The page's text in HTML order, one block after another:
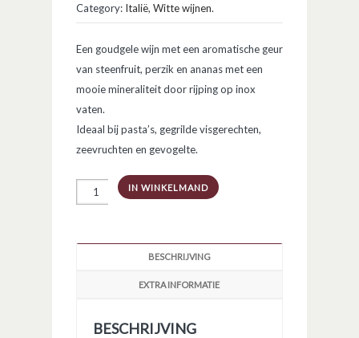
Category: Italië, Witte wijnen.
Een goudgele wijn met een aromatische geur
van steenfruit, perzik en ananas met een
mooie mineraliteit door rijping op inox
vaten.
Ideaal bij pasta’s, gegrilde visgerechten,
zeevruchten en gevogelte.
IN WINKELMAND
BESCHRIJVING
EXTRA INFORMATIE
BESCHRIJVING